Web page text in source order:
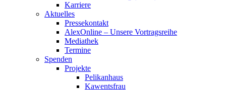
Karriere
Aktuelles
Pressekontakt
AlexOnline – Unsere Vortragsreihe
Mediathek
Termine
Spenden
Projekte
Pelikanhaus
Kawentsfrau